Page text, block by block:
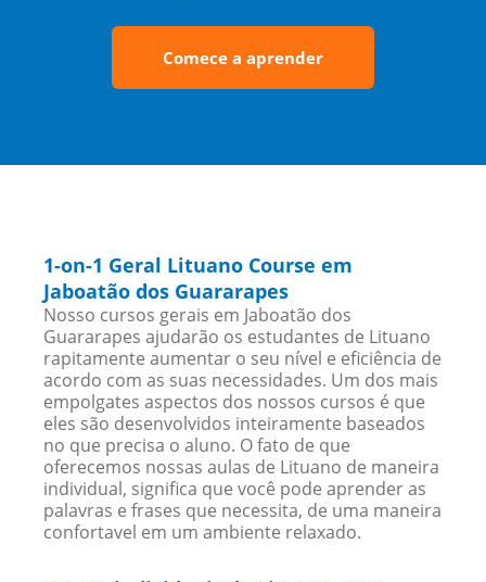
Comece a aprender
1-on-1 Geral Lituano Course em
Jaboatão dos Guararapes
Nosso cursos gerais em Jaboatão dos
Guararapes ajudarão os estudantes de Lituano
rapitamente aumentar o seu nível e eficiência de
acordo com as suas necessidades. Um dos mais
empolgates aspectos dos nossos cursos é que
eles são desenvolvidos inteiramente baseados
no que precisa o aluno. O fato de que
oferecemos nossas aulas de Lituano de maneira
individual, significa que você pode aprender as
palavras e frases que necessita, de uma maneira
confortavel em um ambiente relaxado.